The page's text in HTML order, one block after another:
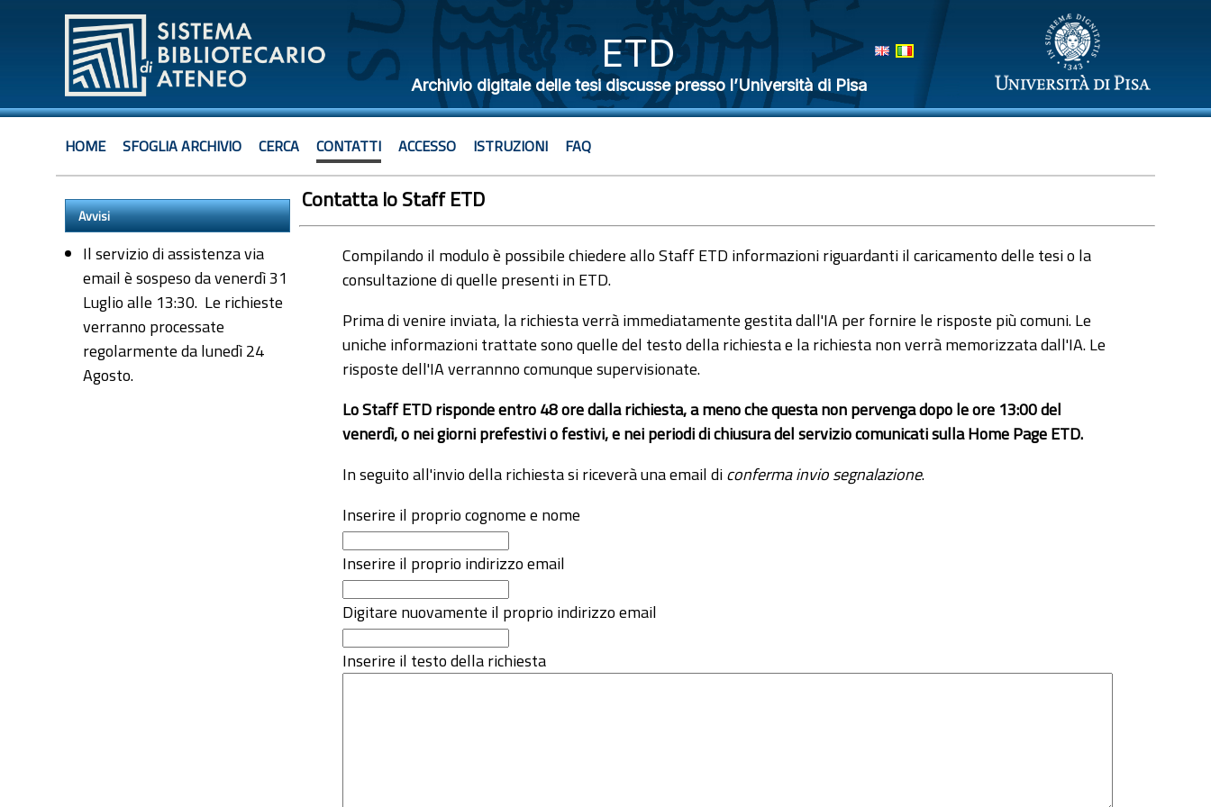
ETD
Archivio digitale delle tesi discusse presso l’Università di Pisa
HOME SFOGLIA ARCHIVIO CERCA CONTATTI ACCESSO ISTRUZIONI FAQ
Avvisi
Il servizio di assistenza via
email è sospeso da venerdì 31
Luglio alle 13:30. Le richieste
verranno processate
regolarmente da lunedì 24
Agosto.
Contatta lo Staff ETD
Compilando il modulo è possibile chiedere allo Staff ETD informazioni riguardanti il caricamento delle tesi o la
consultazione di quelle presenti in ETD.
Prima di venire inviata, la richiesta verrà immediatamente gestita dall'IA per fornire le risposte più comuni. Le
uniche informazioni trattate sono quelle del testo della richiesta e la richiesta non verrà memorizzata dall'IA. Le
risposte dell'IA verrannno comunque supervisionate.
Lo Staff ETD risponde entro 48 ore dalla richiesta, a meno che questa non pervenga dopo le ore 13:00 del
venerdì, o nei giorni prefestivi o festivi, e nei periodi di chiusura del servizio comunicati sulla Home Page ETD.
In seguito all'invio della richiesta si riceverà una email diconferma invio segnalazione.
Inserire il proprio cognome e nome
Inserire il proprio indirizzo email
Digitare nuovamente il proprio indirizzo email
Inserire il testo della richiesta